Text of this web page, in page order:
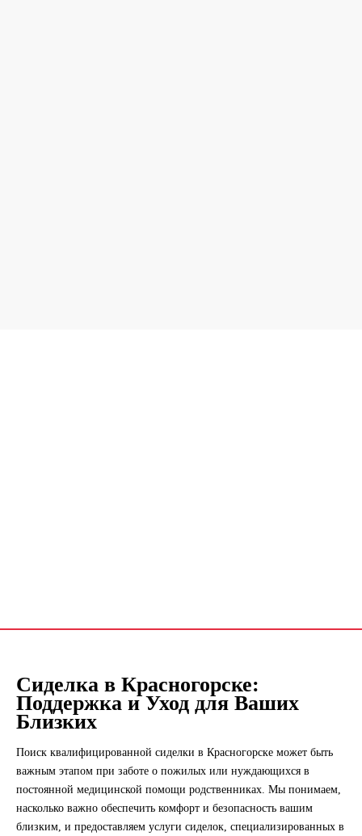
Сиделка в Красногорске:
Поддержка и Уход для Ваших
Близких
Поиск квалифицированной сиделки в Красногорске может быть
важным этапом при заботе о пожилых или нуждающихся в
постоянной медицинской помощи родственниках. Мы понимаем,
насколько важно обеспечить комфорт и безопасность вашим
близким, и предоставляем услуги сиделок, специализированных в